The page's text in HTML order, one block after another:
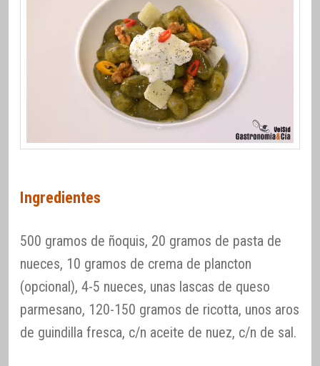
Ingredientes
500 gramos de ñoquis, 20 gramos de pasta de
nueces, 10 gramos de crema de plancton
(opcional), 4-5 nueces, unas lascas de queso
parmesano, 120-150 gramos de ricotta, unos aros
de guindilla fresca, c/n aceite de nuez, c/n de sal.